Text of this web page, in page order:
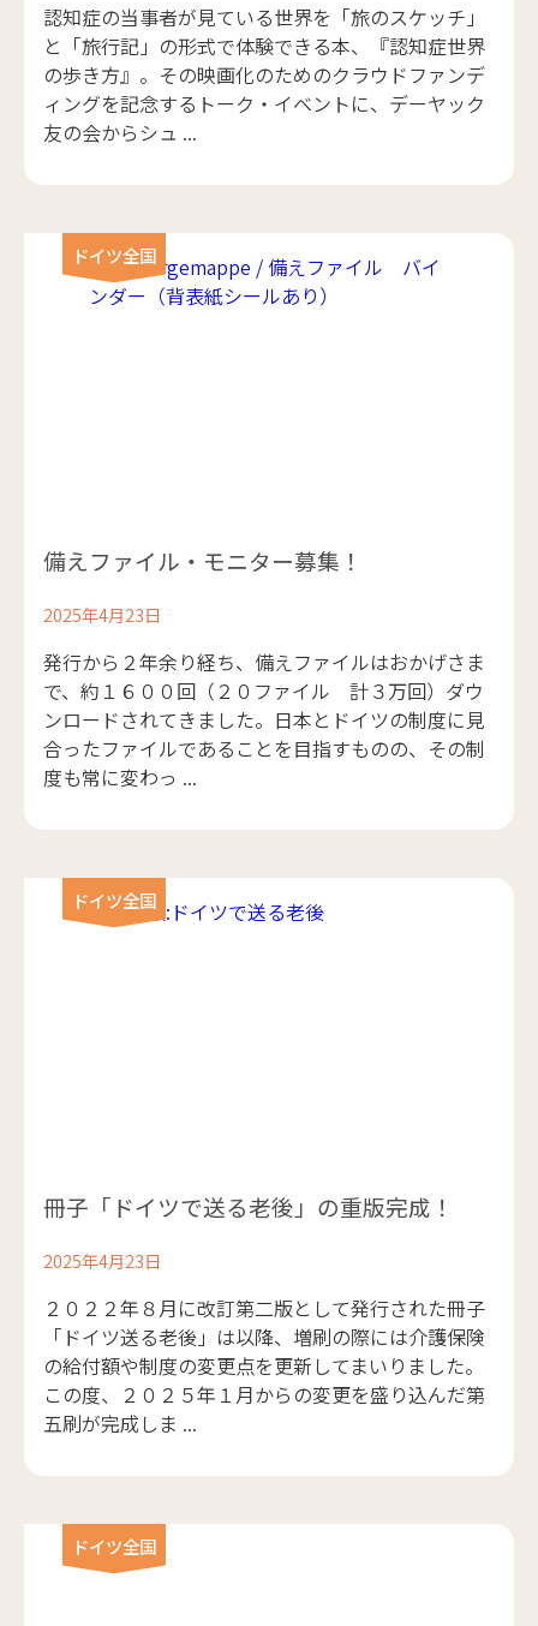
認知症の当事者が見ている世界を「旅のスケッチ」
と「旅行記」の形式で体験できる本、『認知症世界
の歩き方』。その映画化のためのクラウドファンデ
ィングを記念するトーク・イベントに、デーヤック
友の会からシュ ...
ドイツ全国
備えファイル・モニター募集！
2025年4月23日
発行から２年余り経ち、備えファイルはおかげさま
で、約１６００回（２０ファイル 計３万回）ダウ
ンロードされてきました。日本とドイツの制度に見
合ったファイルであることを目指すものの、その制
度も常に変わっ ...
ドイツ全国
冊子「ドイツで送る老後」の重版完成！
2025年4月23日
２０２２年８月に改訂第二版として発行された冊子
「ドイツ送る老後」は以降、増刷の際には介護保険
の給付額や制度の変更点を更新してまいりました。
この度、２０２５年１月からの変更を盛り込んだ第
五刷が完成しま ...
ドイツ全国